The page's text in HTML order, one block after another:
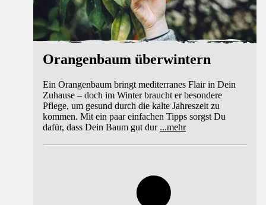
Orangenbaum überwintern
Ein Orangenbaum bringt mediterranes Flair in Dein
Zuhause – doch im Winter braucht er besondere
Pflege, um gesund durch die kalte Jahreszeit zu
kommen. Mit ein paar einfachen Tipps sorgst Du
dafür, dass Dein Baum gut dur ...mehr